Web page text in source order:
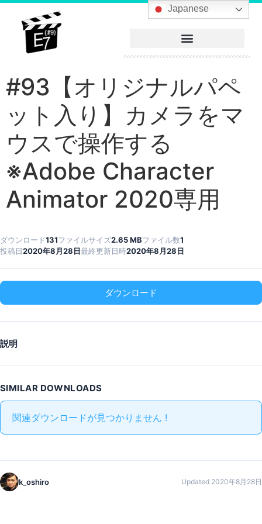
#93【オリジナルパペ
ット入り】カメラをマ
ウスで操作する
※Adobe Character
Animator 2020専用
ダウンロード131ファイルサイズ2.65 MBファイル数1
投稿日2020年8月28日最終更新日時2020年8月28日
ダウンロード
説明
SIMILAR DOWNLOADS
関連ダウンロードが見つかりません !
k_oshiro Updated 2020年8月28日
Japanese